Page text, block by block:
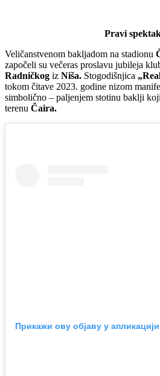
Pravi
Veličanstvenom bakljadom na stadionu
započeli su večeras proslavu jubileja
Radničkog iz Niša. Stogodišnjica
tokom čitave 2023. godine nizom
simbolično – paljenjem stotinu baklji
terenu Čaira.
Прикажи ову објаву у